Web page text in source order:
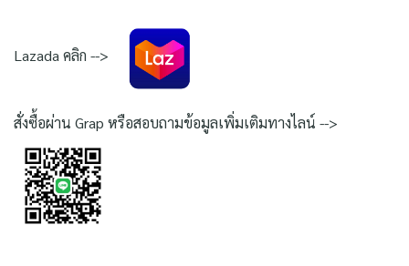
Lazada คลิก -->
สั่งซื้อผ่าน Grap หรือสอบถามข้อมูลเพิ่มเติมทางไลน์ -->